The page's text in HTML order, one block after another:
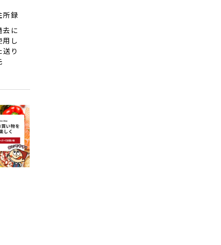
所録
去に
用し
送り